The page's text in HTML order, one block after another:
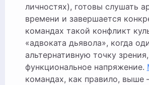
личностях), готовы слушать
времени и завершается
командах такой конфликт
«адвоката дьявола», когда
альтернативную точку
функциональное напряжение.
командах, как правило, выше